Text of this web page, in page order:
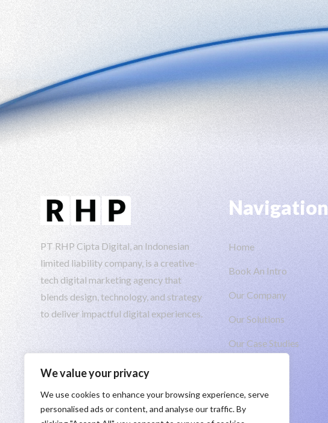
We value your privacy
We use cookies to enhance your browsing experience, serve
personalised ads or content, and analyse our traffic. By
PT RHP Cipta Digital, an Indonesian
limited liability company, is a creative-
tech digital marketing agency that
blends design, technology, and strategy
to deliver impactful digital experiences.
Navigation
Home
Book An Intro
Our Company
Our Solutions
Our Case Studies